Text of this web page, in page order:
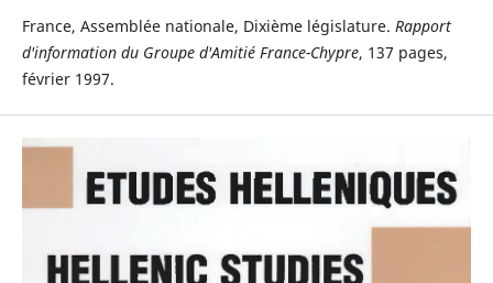
France, Assemblée nationale, Dixième législature. Rapport
d'information du Groupe d'Amitié France-Chypre, 137 pages,
février 1997.